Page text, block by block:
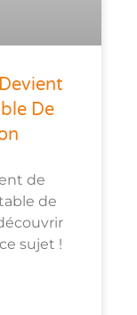
De
de
de
sujet !